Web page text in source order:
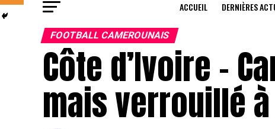
ACCUEIL DERNIÈRES
FOOTBALL CAMEROUNAIS
Côte d’Ivoire –
mais verrouillé